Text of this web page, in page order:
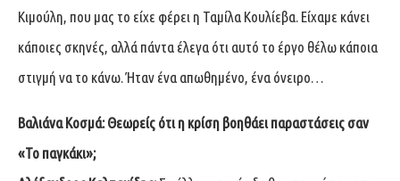
Κιμούλη, που μας το είχε φέρει η Ταμίλα Κουλίεβα. Είχαμε κάνει
κάποιες σκηνές, αλλά πάντα έλεγα ότι αυτό το έργο θέλω κάποια
στιγμή να το κάνω. Ήταν ένα απωθημένο, ένα όνειρο…
Βαλιάνα Κοσμά: Θεωρείς ότι η κρίση βοηθάει παραστάσεις σαν
«Το παγκάκι»;